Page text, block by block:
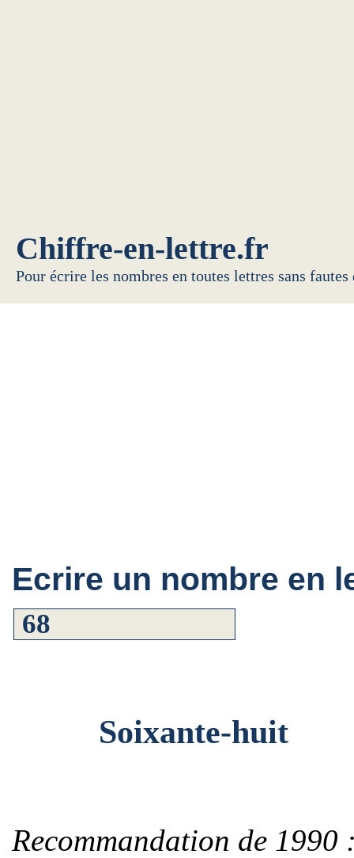
Chiffre-en-lettre.fr
Pour écrire les nombres en toutes lettres sans
Ecrire un nombre en
Soixante-huit
Recommandation de 1990